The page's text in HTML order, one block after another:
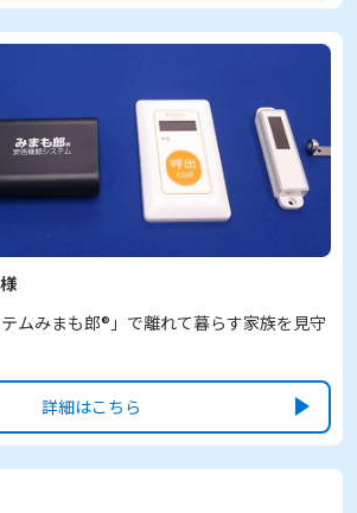
テムみまも郎®」で離れて暮らす家族を見守
詳細はこちら